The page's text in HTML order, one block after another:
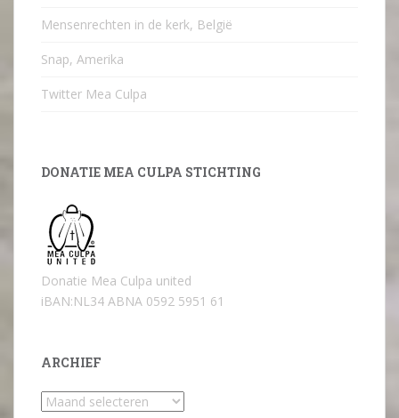
Mensenrechten in de kerk, België
Snap, Amerika
Twitter Mea Culpa
DONATIE MEA CULPA STICHTING
Donatie Mea Culpa united
iBAN:NL34 ABNA 0592 5951 61
ARCHIEF
Archief